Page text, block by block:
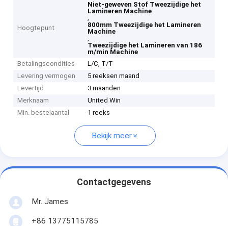
Hoogtepunt
Niet-geweven Stof Tweezijdige het
Lamineren Machine
,
800mm Tweezijdige het Lamineren
Machine
,
Tweezijdige het Lamineren van 186
m/min Machine
Betalingscondities
L/C, T/T
Levering vermogen
5 reeksen maand
Levertijd
3 maanden
Merknaam
United Win
Min. bestelaantal
1 reeks
Bekijk meer
Contactgegevens
Mr. James
+86 13775115785